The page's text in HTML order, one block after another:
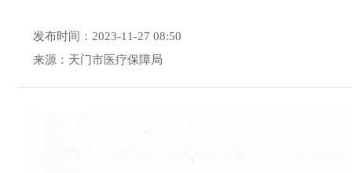
发布时间：2023-11-27 08:50
来源：天门市医疗保障局